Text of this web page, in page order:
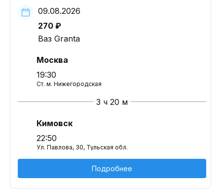
09.08.2026
270 ₽
Ваз Granta
Москва
19:30
Ст. м. Нижегородская
3 ч 20 м
Кимовск
22:50
Ул. Павлова, 30, Тульская обл.
Подробнее